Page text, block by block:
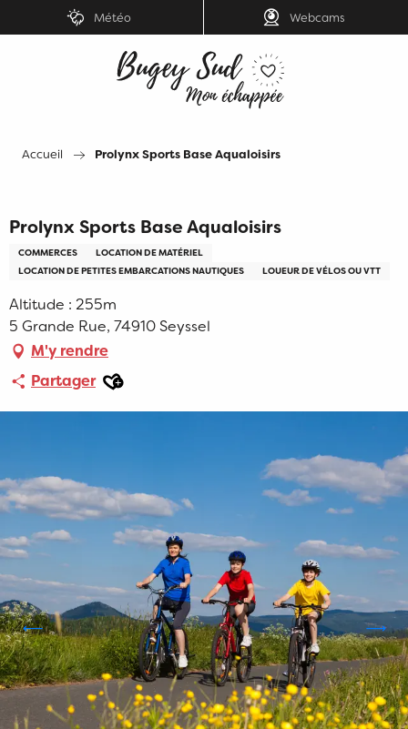
au
Météo Webcams
Accueil Prolynx Sports Base Aqualoisirs
Prolynx Sports Base Aqualoisirs
COMMERCES
LOCATION DE MATÉRIEL
LOCATION DE PETITES EMBARCATIONS NAUTIQUES
LOUEUR DE VÉLOS OU VTT
Altitude : 255m
5 Grande Rue, 74910 Seyssel
M'y rendre
PartagerAjouter aux favoris